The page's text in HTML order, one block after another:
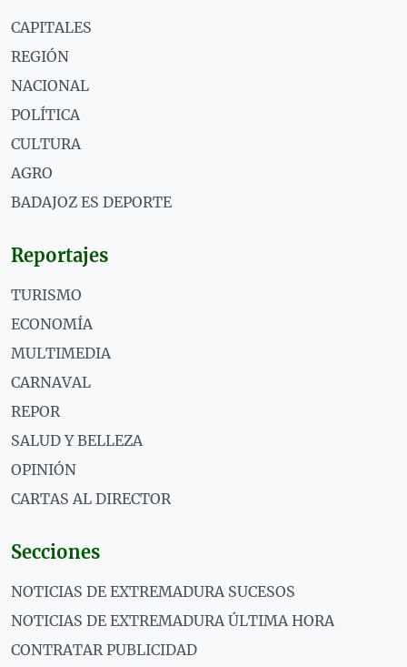
CAPITALES
REGIÓN
NACIONAL
POLÍTICA
CULTURA
AGRO
BADAJOZ ES DEPORTE
Reportajes
TURISMO
ECONOMÍA
MULTIMEDIA
CARNAVAL
REPOR
SALUD Y BELLEZA
OPINIÓN
CARTAS AL DIRECTOR
Secciones
NOTICIAS DE EXTREMADURA SUCESOS
NOTICIAS DE EXTREMADURA ÚLTIMA HORA
CONTRATAR PUBLICIDAD